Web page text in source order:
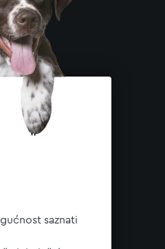
saznati